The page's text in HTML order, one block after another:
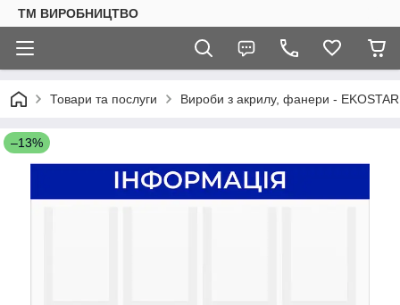
ТМ ВИРОБНИЦТВО
Товари та послуги Вироби з акрилу, фанери - EKOSTAR
–13%